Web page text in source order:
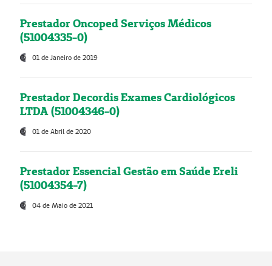
Prestador Oncoped Serviços Médicos
(51004335-0)
01 de Janeiro de 2019
Prestador Decordis Exames Cardiológicos
LTDA (51004346-0)
01 de Abril de 2020
Prestador Essencial Gestão em Saúde Ereli
(51004354-7)
04 de Maio de 2021